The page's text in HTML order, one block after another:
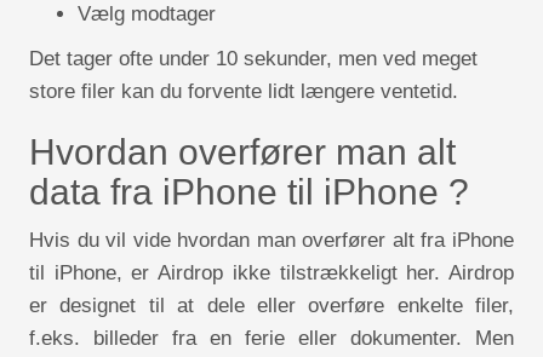
Vælg modtager
Det tager ofte under 10 sekunder, men ved meget
store filer kan du forvente lidt længere ventetid.
Hvordan overfører man alt
data fra iPhone til iPhone ?
Hvis du vil vide hvordan man overfører alt fra iPhone
til iPhone, er Airdrop ikke tilstrækkeligt her. Airdrop
er designet til at dele eller overføre enkelte filer,
f.eks. billeder fra en ferie eller dokumenter. Men